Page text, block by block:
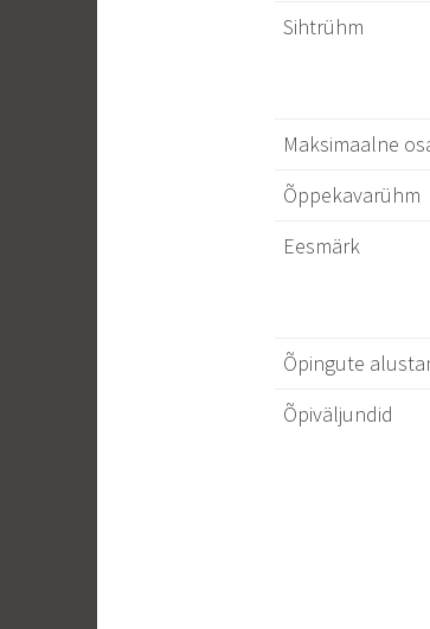
Sihtrühm
Maksimaalne
Õppekavarühm
Eesmärk
Õpingute
Õpiväljundid